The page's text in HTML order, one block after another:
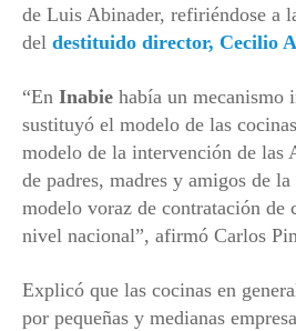
de Luis Abinader, refiriéndose a
del destituido director, Cecilio
“En Inabie había un mecanismo
sustituyó el modelo de las
modelo de la intervención de
de padres, madres y amigos de
modelo voraz de contratación de
nivel nacional”, afirmó Carlos
Explicó que las cocinas en
por pequeñas y medianas